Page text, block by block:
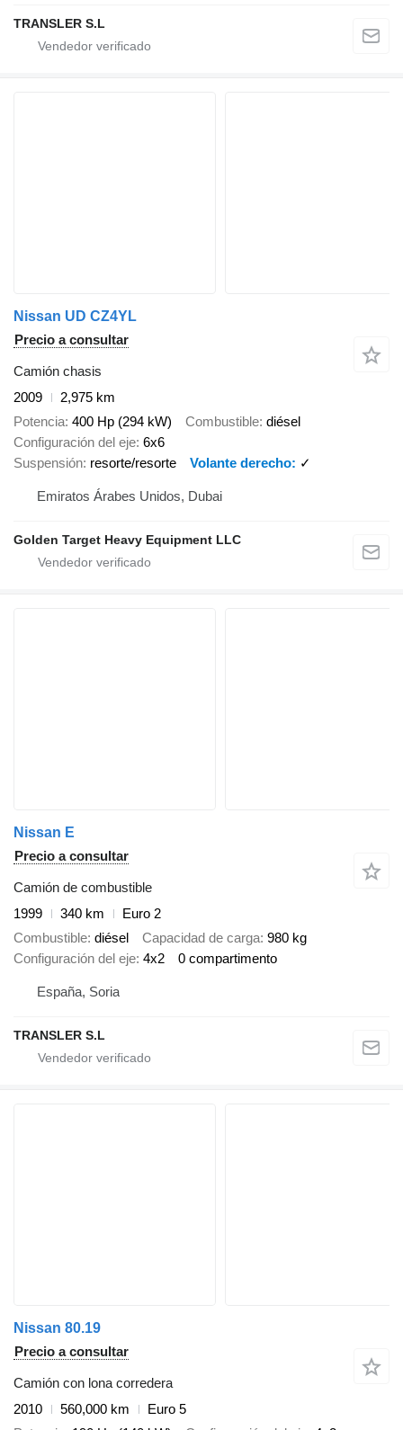
TRANSLER S.L
Nissan UD CZ4YL
Precio a consultar
Camión chasis
2009
2,975 km
Potencia 400 Hp (294 kW) Combustible diésel
Configuración del eje 6x6
Suspensión resorte/resorte Volante derecho ✓
Emiratos Árabes Unidos, Dubai
Golden Target Heavy Equipment LLC
Nissan E
Precio a consultar
Camión de combustible
1999
340 km
Euro 2
Combustible diésel Capacidad de carga 980 kg
Configuración del eje 4x2 0 compartimento
España, Soria
TRANSLER S.L
Nissan 80.19
Precio a consultar
Camión con lona corredera
2010
560,000 km
Euro 5